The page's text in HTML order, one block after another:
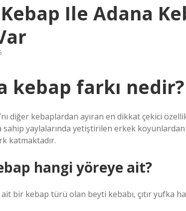
Ile Adana
kebap farkı nedir?
diğer kebaplardan ayıran en dikkat çekici
sahip yaylalarında yetiştirilen erkek
katmaktadır.
hangi yöreye ait?
bir kebap türü olan beyti kebabı, çıtır yufka